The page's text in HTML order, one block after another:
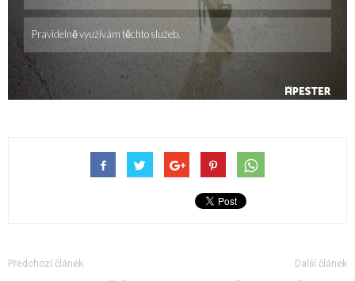
Předchozí článek Další článek